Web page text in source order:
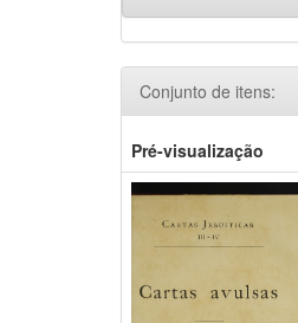
Conjunto de itens:
Pré-visualização